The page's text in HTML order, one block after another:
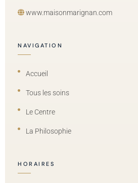
www.maisonmarignan.com
NAVIGATION
Accueil
Tous les soins
Le Centre
La Philosophie
HORAIRES